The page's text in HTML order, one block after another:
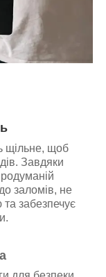
щільне, щоб
Завдяки
заломів, не
забезпечує